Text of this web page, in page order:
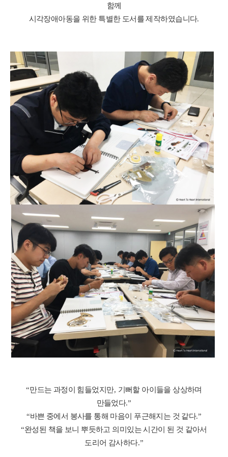
함께
시각장애아동을 위한 특별한 도서를 제작하였습니다.
“만드는 과정이 힘들었지만, 기뻐할 아이들을 상상하며
만들었다.”
“바쁜 중에서 봉사를 통해 마음이 푸근해지는 것 같다.”
“완성된 책을 보니 뿌듯하고 의미있는 시간이 된 것 같아서
도리어 감사하다.”